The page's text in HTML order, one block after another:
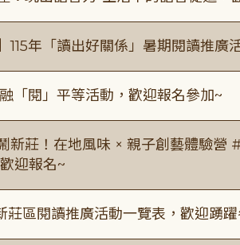
115年「讀出好關係」暑期閱讀推廣
融「閱」平等活動，歡迎報名參加~
新莊！在地風味 × 親子創藝體驗營
迎報名~
莊區閱讀推廣活動一覽表，歡迎踴躍